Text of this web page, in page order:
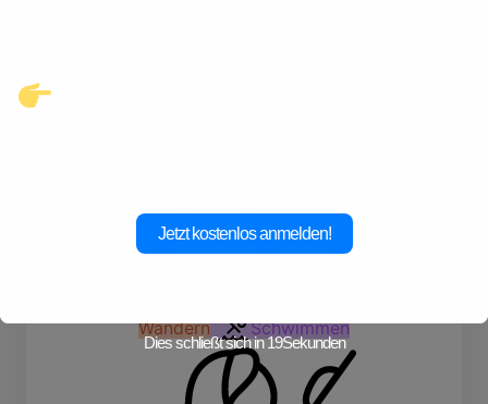
Wandern Schwimmen
Jetzt kostenlos anmelden!
Dies schließt sich in19Sekunden